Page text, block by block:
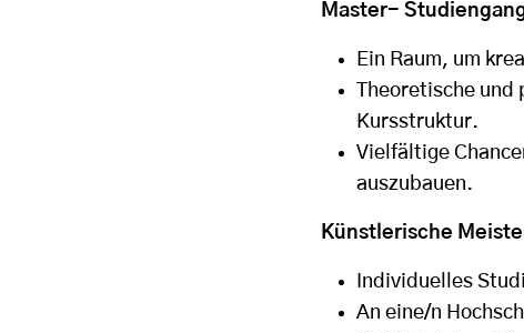
Master-
Ein Raum, um
Theoretische
Kursstruktur.
Vielfältige
auszubauen.
Künstlerische
Individuelles
An eine/n